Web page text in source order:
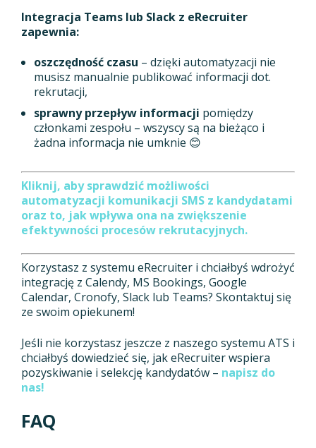
Integracja Teams lub Slack z eRecruiter
zapewnia:
oszczędność czasu – dzięki automatyzacji nie
musisz manualnie publikować informacji dot.
rekrutacji,
sprawny przepływ informacji pomiędzy
członkami zespołu – wszyscy są na bieżąco i
żadna informacja nie umknie 😊
Kliknij, aby sprawdzić możliwości
automatyzacji komunikacji SMS z kandydatami
oraz to, jak wpływa ona na zwiększenie
efektywności procesów rekrutacyjnych.
Korzystasz z systemu eRecruiter i chciałbyś wdrożyć
integrację z Calendy, MS Bookings, Google
Calendar, Cronofy, Slack lub Teams? Skontaktuj się
ze swoim opiekunem!
Jeśli nie korzystasz jeszcze z naszego systemu ATS i
chciałbyś dowiedzieć się, jak eRecruiter wspiera
pozyskiwanie i selekcję kandydatów – napisz do
nas!
FAQ